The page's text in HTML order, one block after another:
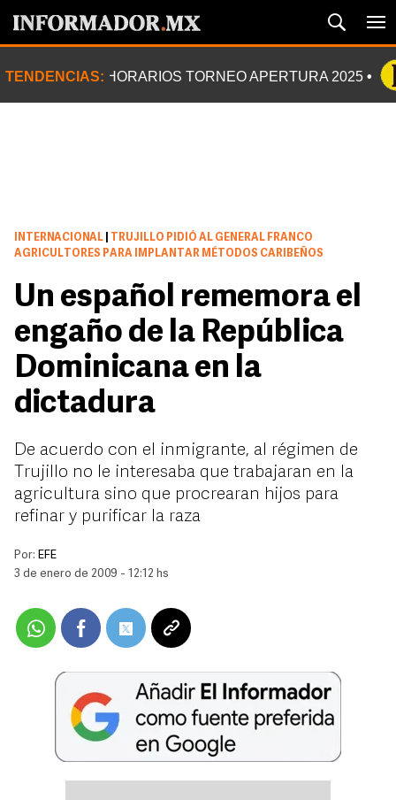
TENDENCIAS: HORARIOS TORNEO APERTURA 2025
INTERNACIONAL
TRUJILLO PIDIÓ AL GENERAL FRANCO
AGRICULTORES PARA IMPLANTAR MÉTODOS CARIBEÑOS
Un español rememora el
engaño de la República
Dominicana en la
dictadura
De acuerdo con el inmigrante, al régimen de
Trujillo no le interesaba que trabajaran en la
agricultura sino que procrearan hijos para
refinar y purificar la raza
Por: EFE
3 de enero de 2009 - 12:12 hs